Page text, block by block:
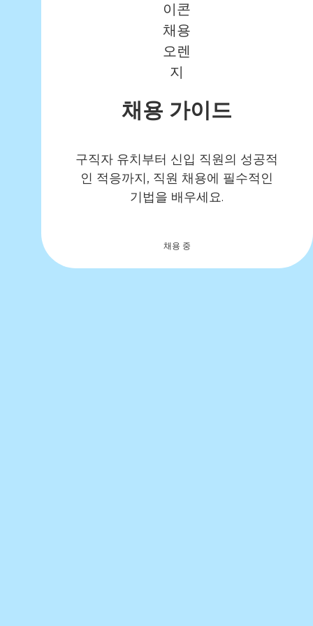
채용 가이드
구직자 유치부터 신입 직원의 성공적
인 적응까지, 직원 채용에 필수적인
기법을 배우세요.
채용 중